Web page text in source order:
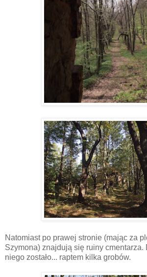
Natomiast po prawej stronie (mając za
Szymona) znajdują się ruiny cmentarza.
niego zostało... raptem kilka grobów.